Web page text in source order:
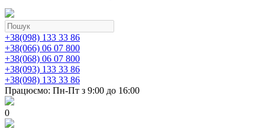
+38(098) 133 33 86
+38(066) 06 07 800
+38(068) 06 07 800
+38(093) 133 33 86
+38(098) 133 33 86
Працюємо: Пн-Пт з 9:00 до 16:00
0